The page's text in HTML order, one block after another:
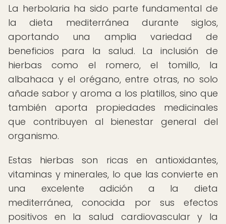
La herbolaria ha sido parte fundamental de
la dieta mediterránea durante siglos,
aportando una amplia variedad de
beneficios para la salud. La inclusión de
hierbas como el romero, el tomillo, la
albahaca y el orégano, entre otras, no solo
añade sabor y aroma a los platillos, sino que
también aporta propiedades medicinales
que contribuyen al bienestar general del
organismo.
Estas hierbas son ricas en antioxidantes,
vitaminas y minerales, lo que las convierte en
una excelente adición a la dieta
mediterránea, conocida por sus efectos
positivos en la salud cardiovascular y la